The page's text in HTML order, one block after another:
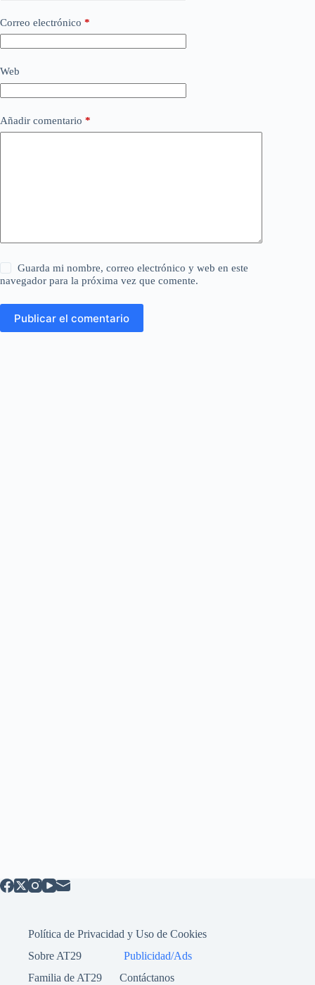
Correo electrónico *
Web
Añadir comentario *
Guarda mi nombre, correo electrónico y web en este
navegador para la próxima vez que comente.
Publicar el comentario
Política de Privacidad y Uso de Cookies
Sobre AT29
Publicidad/Ads
Familia de AT29
Contáctanos